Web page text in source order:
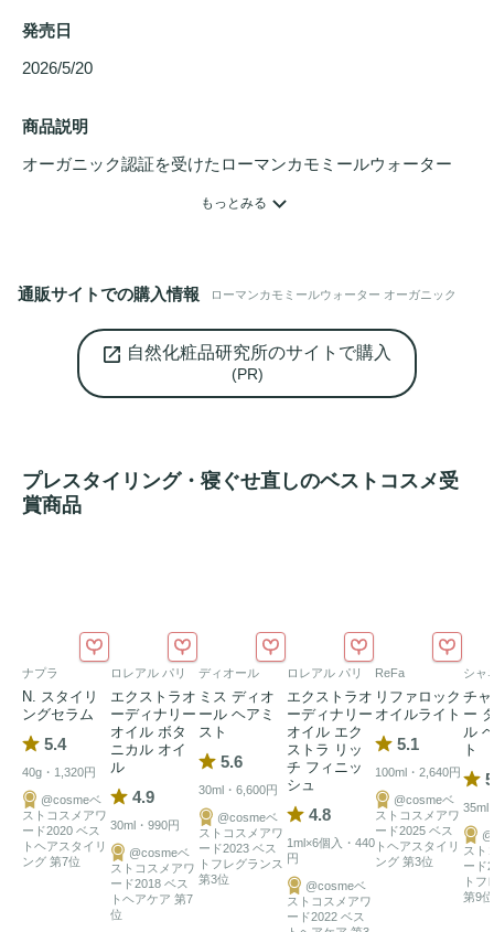
発売日
2026/5/20
商品説明
オーガニック認証を受けたローマンカモミールウォーター
甘い香りで癒される、天然の
としてご使用いただけま
向けのスキンケアにも向いています。
もっとみる
通販サイトでの購入情報 ローマンカモミールウォーター オーガニック
自然化粧品研究所のサイトで購入
(PR)
プレスタイリング・寝ぐせ直しのベストコスメ受
賞商品
ナプラ
N. スタイリ
ングセラム
5.4
40g・1,320円
@cosmeベ
ストコスメアワ
ード2020 ベス
トヘアスタイリ
ング 第7位
ロレアル パリ
エクストラオ
ーディナリー
オイル ボタ
ニカル オイ
ル
4.9
30ml・990円
@cosmeベ
ストコスメアワ
ード2018 ベス
トヘアケア 第7
位
ディオール
ミス ディオ
ール ヘアミ
スト
5.6
30ml・6,600円
@cosmeベ
ストコスメアワ
ード2023 ベス
トフレグランス
第3位
ロレアル パリ
エクストラオ
ーディナリー
オイル エク
ストラ リッ
チ フィニッ
シュ
4.8
1ml×6個入・440
円
@cosmeベ
ストコスメアワ
ード2022 ベス
ReFa
リファロック
オイルライト
5.1
100ml・2,640円
@cosmeベ
ストコスメアワ
ード2025 ベス
トヘアスタイリ
ング 第3位
シャ
チ
ー
ル
ト
35ml
スト
ード
トフ
第9位